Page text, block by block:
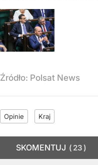
Źródło: Polsat News
Opinie Kraj
SKOMENTUJ 23